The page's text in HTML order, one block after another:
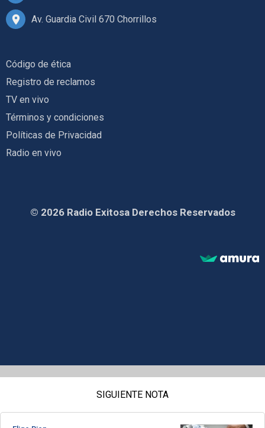
Av. Guardia Civil 670 Chorrillos
Código de ética
Registro de reclamos
TV en vivo
Términos y condiciones
Políticas de Privacidad
Radio en vivo
© 2026 Radio Exitosa Derechos Reservados
SIGUIENTE NOTA